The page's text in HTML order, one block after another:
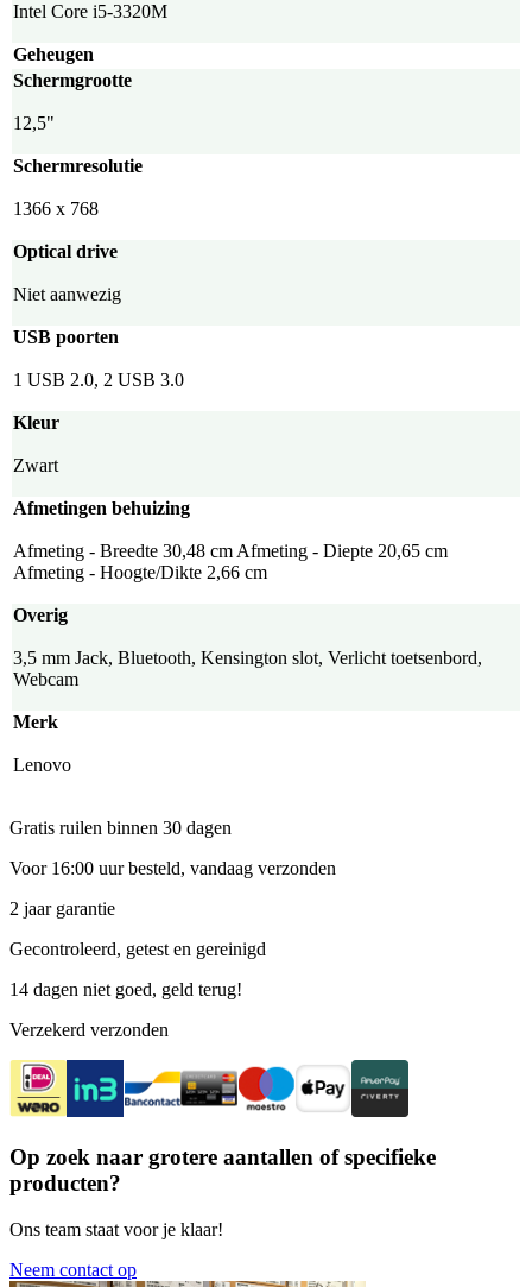
Intel Core i5-3320M
Geheugen
Schermgrootte
12,5"
Schermresolutie
1366 x 768
Optical drive
Niet aanwezig
USB poorten
1 USB 2.0, 2 USB 3.0
Kleur
Zwart
Afmetingen behuizing
Afmeting - Breedte 30,48 cm Afmeting - Diepte 20,65 cm
Afmeting - Hoogte/Dikte 2,66 cm
Overig
3,5 mm Jack, Bluetooth, Kensington slot, Verlicht toetsenbord,
Webcam
Merk
Lenovo
Gratis ruilen binnen 30 dagen
Voor 16:00 uur besteld, vandaag verzonden
2 jaar garantie
Gecontroleerd, getest en gereinigd
14 dagen niet goed, geld terug!
Verzekerd verzonden
Op zoek naar grotere aantallen of specifieke
producten?
Ons team staat voor je klaar!
Neem contact op